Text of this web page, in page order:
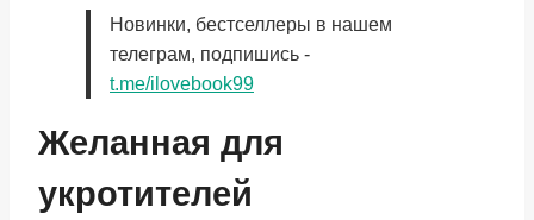
Новинки, бестселлеры в нашем
телеграм, подпишись -
t.me/ilovebook99
Желанная для
укротителей